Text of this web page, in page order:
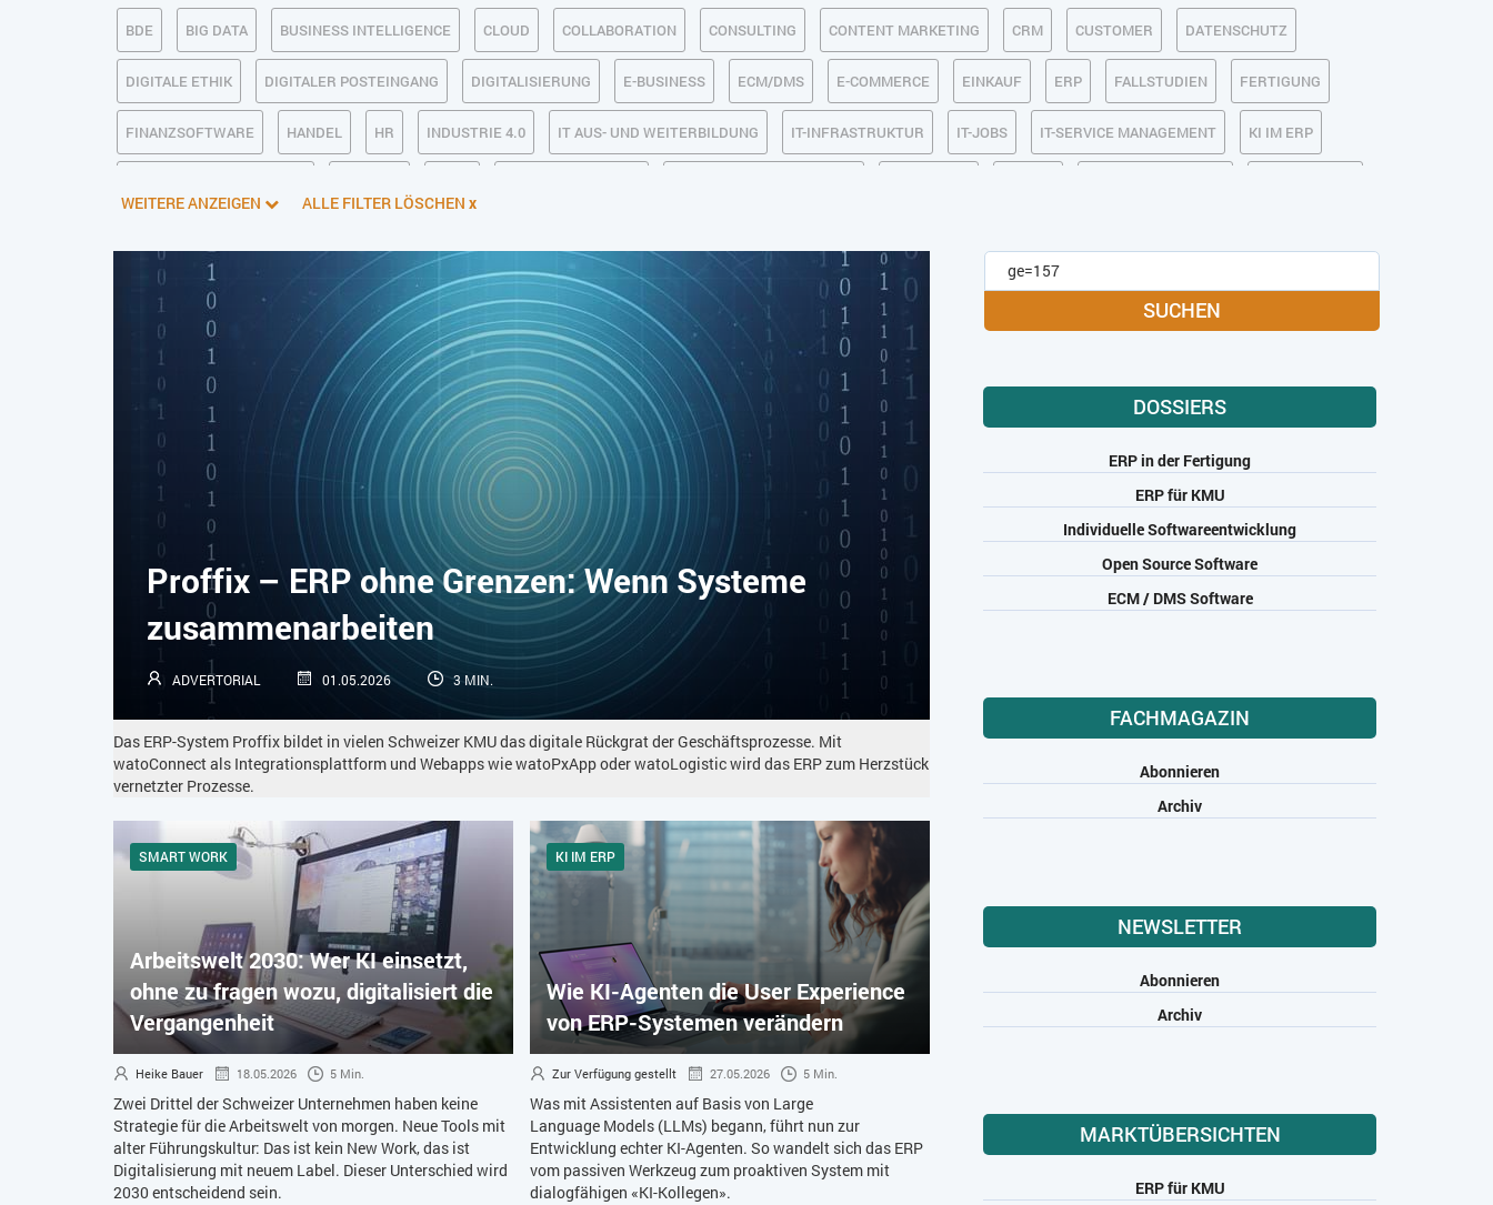
BDE BIG DATA BUSINESS INTELLIGENCE CLOUD COLLABORATION CONSULTING CONTENT MARKETING CRM CUSTOMER DATENSCHUTZ
DIGITALE ETHIK DIGITALER POSTEINGANG DIGITALISIERUNG E-BUSINESS ECM/DMS E-COMMERCE EINKAUF ERP FALLSTUDIEN FERTIGUNG
FINANZSOFTWARE HANDEL HR INDUSTRIE 4.0 IT AUS- UND WEITERBILDUNG IT-INFRASTRUKTUR IT-JOBS IT-SERVICE MANAGEMENT KI IM ERP
SOFTWAREENTWICKLUNG SWONET TRANSPORTLOGISTIK / LAGER TRENDKOMPASS 2025 TRENDKOMPASS 2026
WEBDESIGN ZEITWIRTSCHAFT
WEITERE ANZEIGEN ALLE FILTER LÖSCHEN x
Proffix – ERP ohne Grenzen: Wenn Systeme
zusammenarbeiten
ADVERTORIAL 01.05.2026 3 MIN.
Das ERP-System Proffix bildet in vielen Schweizer KMU das digitale Rückgrat der Geschäftsprozesse. Mit
watoConnect als Integrationsplattform und Webapps wie watoPxApp oder watoLogistic wird das ERP zum Herzstück
vernetzter Prozesse.
SMART WORK
Arbeitswelt 2030: Wer KI einsetzt,
ohne zu fragen wozu, digitalisiert die
Vergangenheit
Heike Bauer 18.05.2026 5 Min.
Zwei Drittel der Schweizer Unternehmen haben keine
Strategie für die Arbeitswelt von morgen. Neue Tools mit
alter Führungskultur: Das ist kein New Work, das ist
Digitalisierung mit neuem Label. Dieser Unterschied wird
2030 entscheidend sein.
KI IM ERP
Wie KI-Agenten die User Experience
von ERP-Systemen verändern
Zur Verfügung gestellt 27.05.2026 5 Min.
Was mit Assistenten auf Basis von Large
Language Models (LLMs) begann, führt nun zur
Entwicklung echter KI-Agenten. So wandelt sich das ERP
vom passiven Werkzeug zum proaktiven System mit
dialogfähigen «KI-Kollegen».
SUCHEN
DOSSIERS
ERP in der Fertigung
ERP für KMU
Individuelle Softwareentwicklung
Open Source Software
ECM / DMS Software
FACHMAGAZIN
Abonnieren
Archiv
NEWSLETTER
Abonnieren
Archiv
MARKTÜBERSICHTEN
ERP für KMU